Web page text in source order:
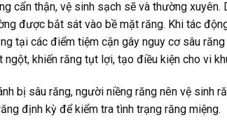
cẩn thận, vệ sinh sạch sẽ và thường
được bắt sát vào bề mặt răng. Khi tác
tại các điểm tiệm cận gây nguy cơ sâu
ngột, khiến răng tụt lợi, tạo điều kiện cho vi
bị sâu răng, người niềng răng nên vệ sinh
định kỳ để kiểm tra tình trạng răng miệng.